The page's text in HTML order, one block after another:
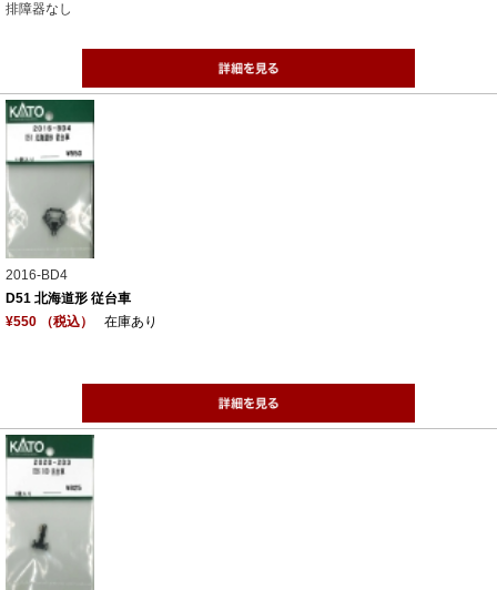
排障器なし
2016-BD4
D51 北海道形 従台車
¥550 （税込）
在庫あり